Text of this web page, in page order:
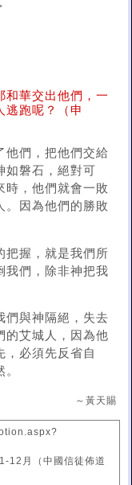
和華交出他們，一
逃跑呢？（申
他們，把他們交給
如磐石，絕對可
時，他們就會一敗
。因為他們的勝敗
把握，就是我們所
我們，除非神把我
們與神隔絕，失去
的艾城人，因為他
，必須先反省自
～黃天賜
12月（中國信徒佈道